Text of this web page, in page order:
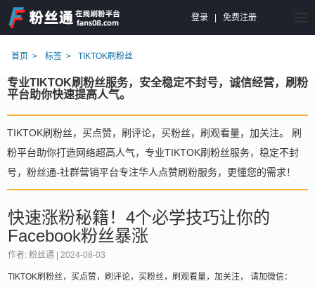
登录 免费注册
首页 标签 TIKTOK刷粉丝
专业TIKTOK刷粉丝服务，安全稳定不封号，诚信经营，刷粉
平台助你快速提高人气。
TIKTOK刷粉丝，买点赞，刷评论，买粉丝，刷观看量，加关注。 刷
粉平台助你打造网络超高人气，专业TIKTOK刷粉丝服务，稳定不封
号，粉丝通-社群营销平台专注华人点赞刷粉服务，更懂您的需求！
快速涨粉秘籍！4个必学技巧让你的
Facebook粉丝暴涨
作者: 粉丝通 | 2024-08-03
TIKTOK刷粉丝，买点赞，刷评论，买粉丝，刷观看量，加关注， 请加微信：